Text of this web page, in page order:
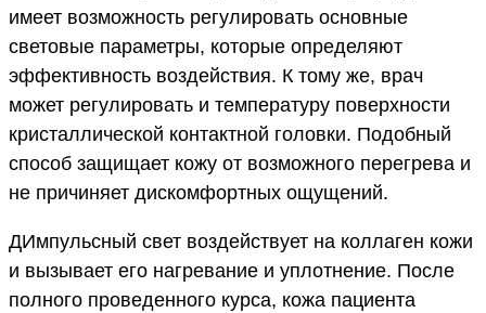
имеет возможность регулировать основные
световые параметры, которые определяют
эффективность воздействия. К тому же, врач
может регулировать и температуру поверхности
кристаллической контактной головки. Подобный
способ защищает кожу от возможного перегрева и
не причиняет дискомфортных ощущений.
ДИмпульсный свет воздействует на коллаген кожи
и вызывает его нагревание и уплотнение. После
полного проведенного курса, кожа пациента